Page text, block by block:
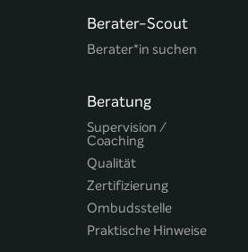
Berater-Scout
Berater*in suchen
Beratung
Supervision /
Coaching
Qualität
Zertifizierung
Ombudsstelle
Praktische Hinweise